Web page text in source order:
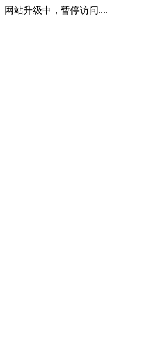
网站升级中，暂停访问....